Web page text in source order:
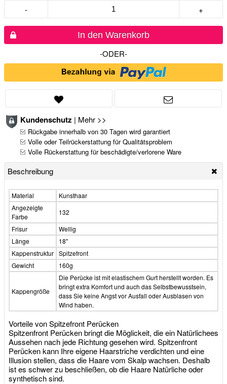
- +
In den Warenkorb
-ODER-
Kundenschutz | Mehr >>
Rückgabe innerhalb von 30 Tagen wird garantiert
Volle oder Teilrückerstattung für Qualitätsproblem
Volle Rückerstattung für beschädigte/verlorene Ware
Beschreibung
Material
Kunsthaar
Angezeigte
Farbe
132
Frisur
Wellig
Länge
18"
Kappenstruktur Spitzefront
Gewicht
160g
Kappengröße
Die Perücke ist mit elastischem Gurt herstellt worden. Es
bringt extra Komfort und auch das Selbstbewusstsein,
dass Sie keine Angst vor Ausfall oder Ausblasen von
Wind haben.
Vorteile von Spitzefront Perücken
Spitzenfront Perücken bringt die Möglickeit, die ein Natürlichees
Aussehen nach jede Richtung gesehen wird. Spitzenfront
Perücken kann Ihre eigene Haarstriche verdichten und eine
Illusion stellen, dass die Haare vom Skalp wachsen. Deshalb
ist es schwer zu beschließen, ob die Haare Natürliche oder
synthetisch sind.